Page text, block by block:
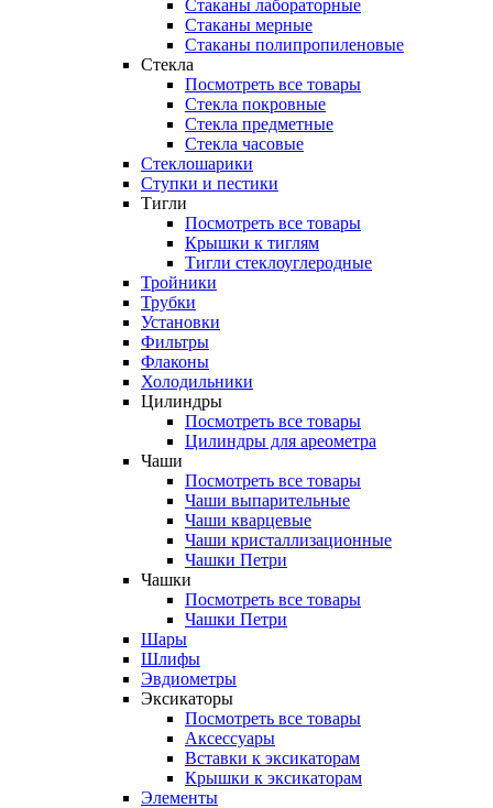
Стаканы лабораторные
Стаканы мерные
Стаканы полипропиленовые
Стекла
Посмотреть все товары
Стекла покровные
Стекла предметные
Стекла часовые
Стеклошарики
Ступки и пестики
Тигли
Посмотреть все товары
Крышки к тиглям
Тигли стеклоуглеродные
Тройники
Трубки
Установки
Фильтры
Флаконы
Холодильники
Цилиндры
Посмотреть все товары
Цилиндры для ареометра
Чаши
Посмотреть все товары
Чаши выпарительные
Чаши кварцевые
Чаши кристаллизационные
Чашки Петри
Чашки
Посмотреть все товары
Чашки Петри
Шары
Шлифы
Эвдиометры
Эксикаторы
Посмотреть все товары
Аксессуары
Вставки к эксикаторам
Крышки к эксикаторам
Элементы